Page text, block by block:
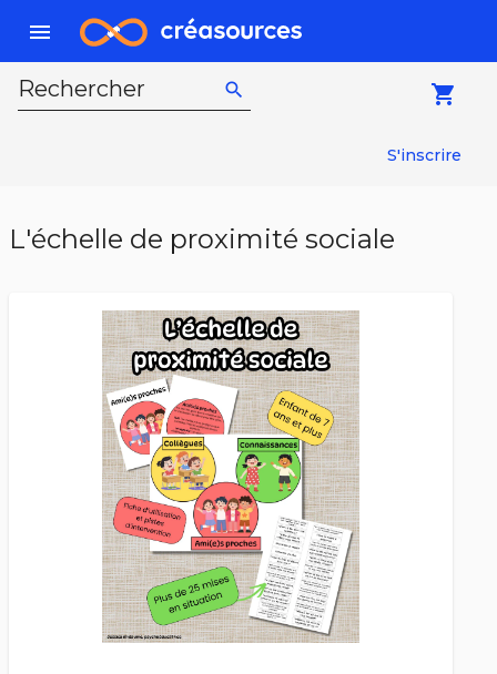
menu
Rechercher search local_grocery_store
S'inscrire
L'échelle de proximité sociale